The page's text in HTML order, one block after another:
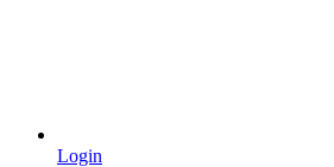
Login